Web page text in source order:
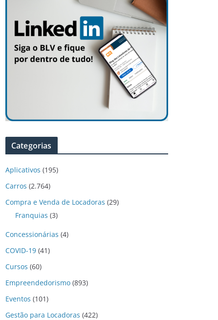
Categorias
Aplicativos (195)
Carros (2.764)
Compra e Venda de Locadoras (29)
Franquias (3)
Concessionárias (4)
COVID-19 (41)
Cursos (60)
Empreendedorismo (893)
Eventos (101)
Gestão para Locadoras (422)